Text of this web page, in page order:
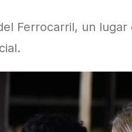
Ferrocarril, un